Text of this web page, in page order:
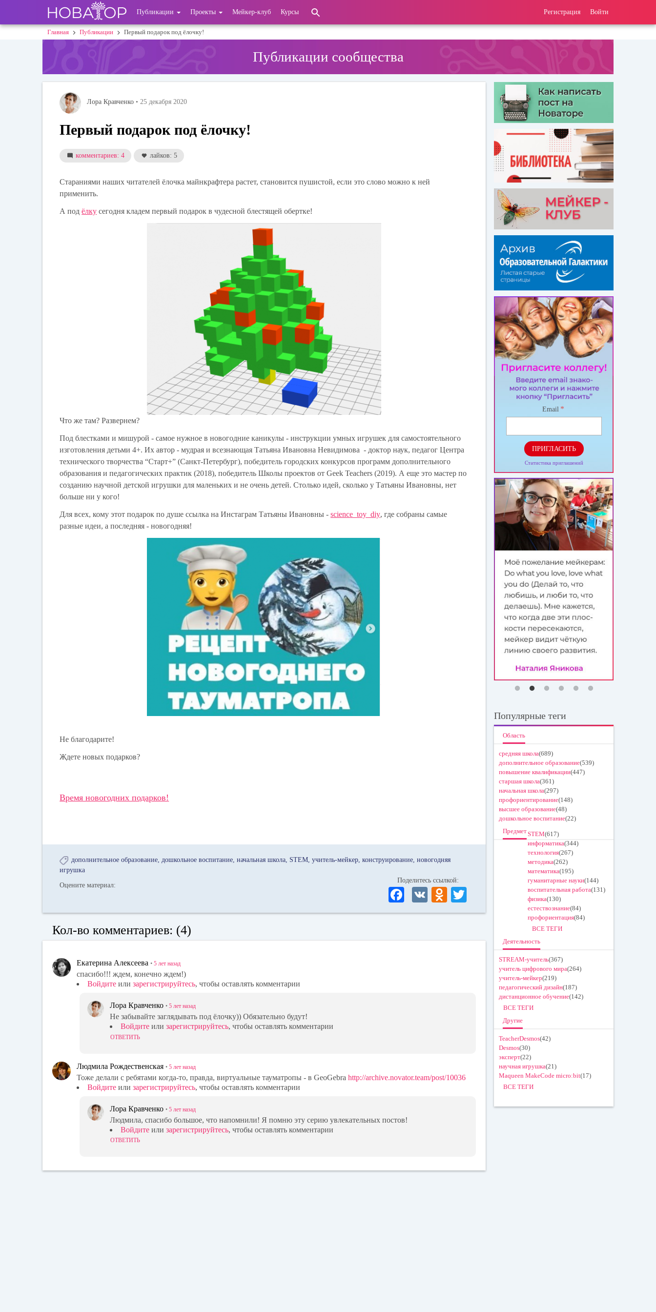
основному
User
account
Регистрация Войти
Публикации Проекты Мейкер-клуб Курсы
Строка
Главная Публикации Первый подарок под ёлочку!
Публикации сообщества
Лора Кравченко • 25 декабря 2020
Первый подарок под ёлочку!
комментариев: 4 лайков: 5
Стараниями наших читателей ёлочка майнкрафтера растет, становится пушистой, если это слово можно к ней
применить.
А подёлку сегодня кладем первый подарок в чудесной блестящей обертке!
Что же там? Развернем?
Под блестками и мишурой - самое нужное в новогодние каникулы - инструкции умных игрушек для самостоятельного
изготовления детьми 4+. Их автор - мудрая и всезнающая Татьяна Ивановна Невидимова - доктор наук, педагог Центра
технического творчества “Старт+” (Санкт-Петербург), победитель городских конкурсов программ дополнительного
образования и педагогических практик (2018), победитель Школы проектов от Geek Teachers (2019). А еще это мастер по
созданию научной детской игрушки для маленьких и не очень детей. Столько идей, сколько у Татьяны Ивановны, нет
больше ни у кого!
Для всех, кому этот подарок по душе ссылка на Инстаграм Татьяны Ивановны -science_toy_diy, где собраны самые
разные идеи, а последняя - новогодняя!
Не благодарите!
Ждете новых подарков?
Время новогодних подарков!
дополнительное образование дошкольное воспитание начальная школа STEM учитель-мейкер конструирование новогодняя
игрушка
Оцените материал:
Поделитесь ссылкой:
Fa
ce
ok
V
K
O
dn
la
wi
r
Кол-во комментариев: (4)
Екатерина Алексеева • 5 лет назад
спасибо!!! ждем, конечно ждем!)
Войдите или зарегистрируйтесь, чтобы оставлять комментарии
Лора Кравченко • 5 лет назад
Не забывайте заглядывать под ёлочку)) Обязательно будут!
Войдите или зарегистрируйтесь, чтобы оставлять комментарии
ОТВЕТИТЬ
Людмила Рождественская • 5 лет назад
Тоже делали с ребятами когда-то, правда, виртуальные тауматропы - в GeoGebra http://archive.novator.team/post/10036
Войдите или зарегистрируйтесь, чтобы оставлять комментарии
Лора Кравченко • 5 лет назад
Людмила, спасибо большое, что напомнили! Я помню эту серию увлекательных постов!
Войдите или зарегистрируйтесь, чтобы оставлять комментарии
ОТВЕТИТЬ
Email *
ПРИГЛАСИТЬ
Статистика приглашений
Популярные теги
Область
средняя школа(689)
дополнительное образование(539)
повышение квалификации(447)
старшая школа(361)
начальная школа(297)
профориентирование(148)
высшее образование(48)
дошкольное воспитание(22)
ПредметSTEM(617)
информатика(344)
технология(267)
методика(262)
математика(195)
гуманитарные науки(144)
воспитательная работа(131)
физика(130)
естествознание(84)
профориентация(84)
ВСЕ ТЕГИ
Деятельность
STREAM-учитель(367)
учитель цифрового мира(264)
учитель-мейкер(219)
педагогический дизайн(187)
дистанционное обучение(142)
ВСЕ ТЕГИ
Другие
TeacherDesmos(42)
Desmos(30)
эксперт(22)
научная игрушка(21)
Maqueen MakeCode micro:bit(17)
ВСЕ ТЕГИ